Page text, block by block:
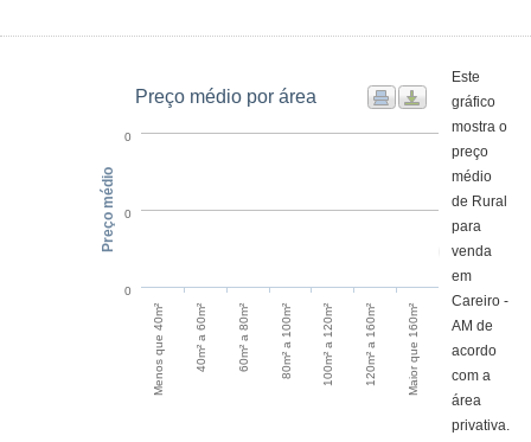
Preço médio por área
Menos que 40m² 40m² a 60m² 60m² a 80m² 80m² a 100m² 100m² a 120m² 120m² a 160m² Maior que 160m²
0
0
0
Preço médio
Este
gráfico
mostra o
preço
médio
de Rural
para
venda
em
Careiro -
AM de
acordo
com a
área
privativa.